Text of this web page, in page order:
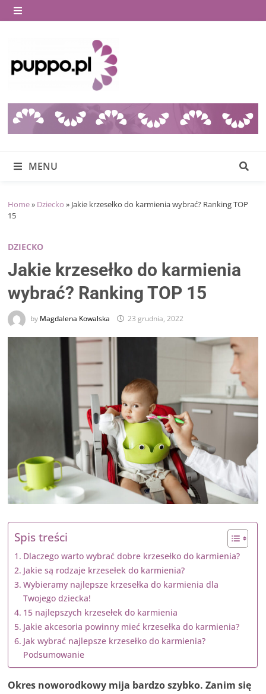
Skip
to
MENU
MENU
Home» Dziecko » Jakie krzesełko do karmienia wybrać? Ranking TOP
15
DZIECKO
Jakie krzesełko do karmienia
wybrać? Ranking TOP 15
by Magdalena Kowalska 23 grudnia, 2022
Spis treści
Dlaczego warto wybrać dobre krzesełko do karmienia?
Jakie są rodzaje krzesełek do karmienia?
Wybieramy najlepsze krzesełka do karmienia dla
Twojego dziecka!
15 najlepszych krzesełek do karmienia
Jakie akcesoria powinny mieć krzesełka do karmienia?
Jak wybrać najlepsze krzesełko do karmienia?
Podsumowanie
Okres noworodkowy mija bardzo szybko. Zanim się